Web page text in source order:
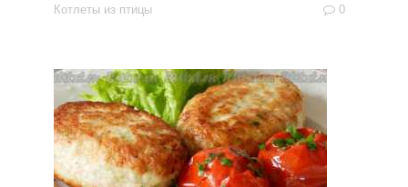
Котлеты из птицы 0